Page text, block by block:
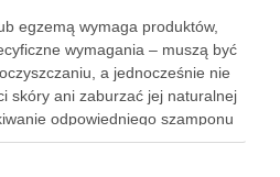
egzemą wymaga produktów,
wymagania – muszą być
a jednocześnie nie
skóry ani zaburzać jej naturalnej
odpowiedniego szamponu
długim i frustrującym, bo